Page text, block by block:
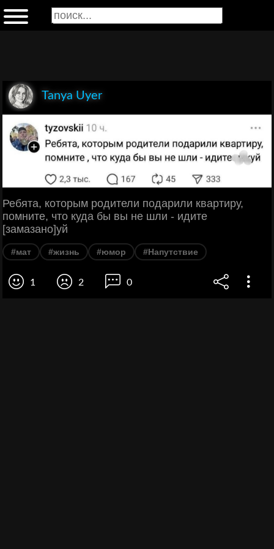
Tanya Uyer
Ребята, которым родители подарили квартиру,
помните, что куда бы вы не шли - идите
[замазано]уй
#мат #жизнь #юмор #Напутствие
1 2 0